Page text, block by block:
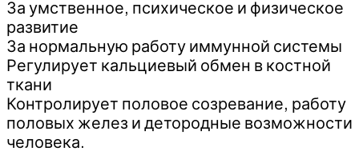
За умственное, психическое и физическое
развитие
За нормальную работу иммунной системы
Регулирует кальциевый обмен в костной
ткани
Контролирует половое созревание, работу
половых желез и детородные возможности
человека.